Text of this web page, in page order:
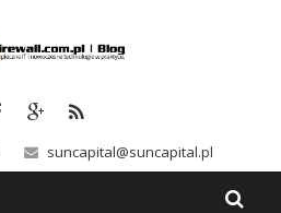
suncapital@suncapital.pl